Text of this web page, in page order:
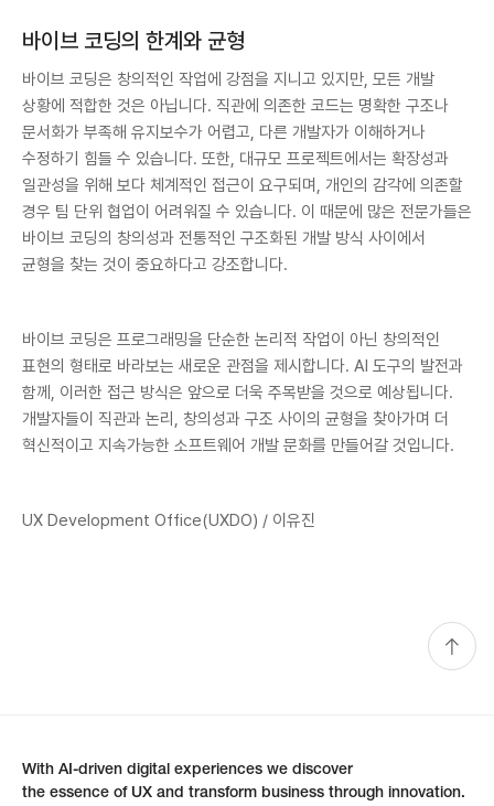
바이브 코딩의 한계와 균형
바이브 코딩은 창의적인 작업에 강점을 지니고 있지만, 모든 개발
상황에 적합한 것은 아닙니다. 직관에 의존한 코드는 명확한 구조나
문서화가 부족해 유지보수가 어렵고, 다른 개발자가 이해하거나
수정하기 힘들 수 있습니다. 또한, 대규모 프로젝트에서는 확장성과
일관성을 위해 보다 체계적인 접근이 요구되며, 개인의 감각에 의존할
경우 팀 단위 협업이 어려워질 수 있습니다. 이 때문에 많은 전문가들은
바이브 코딩의 창의성과 전통적인 구조화된 개발 방식 사이에서
균형을 찾는 것이 중요하다고 강조합니다.
바이브 코딩은 프로그래밍을 단순한 논리적 작업이 아닌 창의적인
표현의 형태로 바라보는 새로운 관점을 제시합니다. AI 도구의 발전과
함께, 이러한 접근 방식은 앞으로 더욱 주목받을 것으로 예상됩니다.
개발자들이 직관과 논리, 창의성과 구조 사이의 균형을 찾아가며 더
혁신적이고 지속가능한 소프트웨어 개발 문화를 만들어갈 것입니다.
UX Development Office(UXDO) / 이유진
With AI-driven digital experiences we discover
the essence of UX and transform business through innovation.